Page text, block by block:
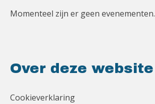
Momenteel zijn er geen evenementen.
Over deze website
Cookieverklaring